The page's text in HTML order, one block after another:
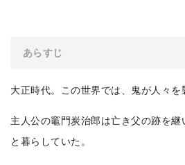
あらすじ
大正時代。この世界では、鬼が人々を
主人公の竈門炭治郎は亡き父の跡を
と暮らしていた。